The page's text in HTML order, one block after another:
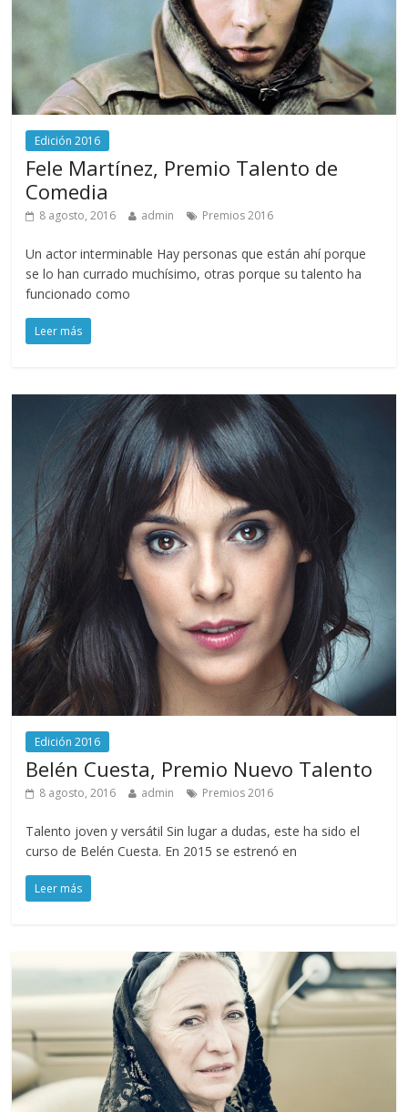
Edición 2016
Fele Martínez, Premio Talento de
Comedia
8 agosto, 2016 admin Premios 2016
Un actor interminable Hay personas que están ahí porque
se lo han currado muchísimo, otras porque su talento ha
funcionado como
Leer más
Edición 2016
Belén Cuesta, Premio Nuevo Talento
8 agosto, 2016 admin Premios 2016
Talento joven y versátil Sin lugar a dudas, este ha sido el
curso de Belén Cuesta. En 2015 se estrenó en
Leer más